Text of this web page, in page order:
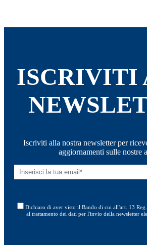
ISCRIVITI
Iscriviti alla nostra newsletter per
aggiornamenti sulle nostre
Dichiaro di aver visto il Bando di cui all'art. 13
al trattamento dei dati per l'invio della newsletter